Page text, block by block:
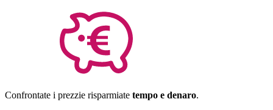
Confrontate i prezzie risparmiate tempo e denaro.